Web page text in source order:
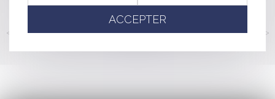
<< < ... 154 155 156 157 158 159 160 ... > >>
ACCEPTER